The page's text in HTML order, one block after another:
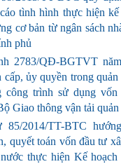
tình hình thực hiện
cơ bản từ ngân sách
phủ
2783/QĐ-BGTVT
cấp, ủy quyền trong
công trình sử dụng vốn
Giao thông vận tải
85/2014/TT-BTC
quyết toán vốn đầu tư
thực hiện Kế